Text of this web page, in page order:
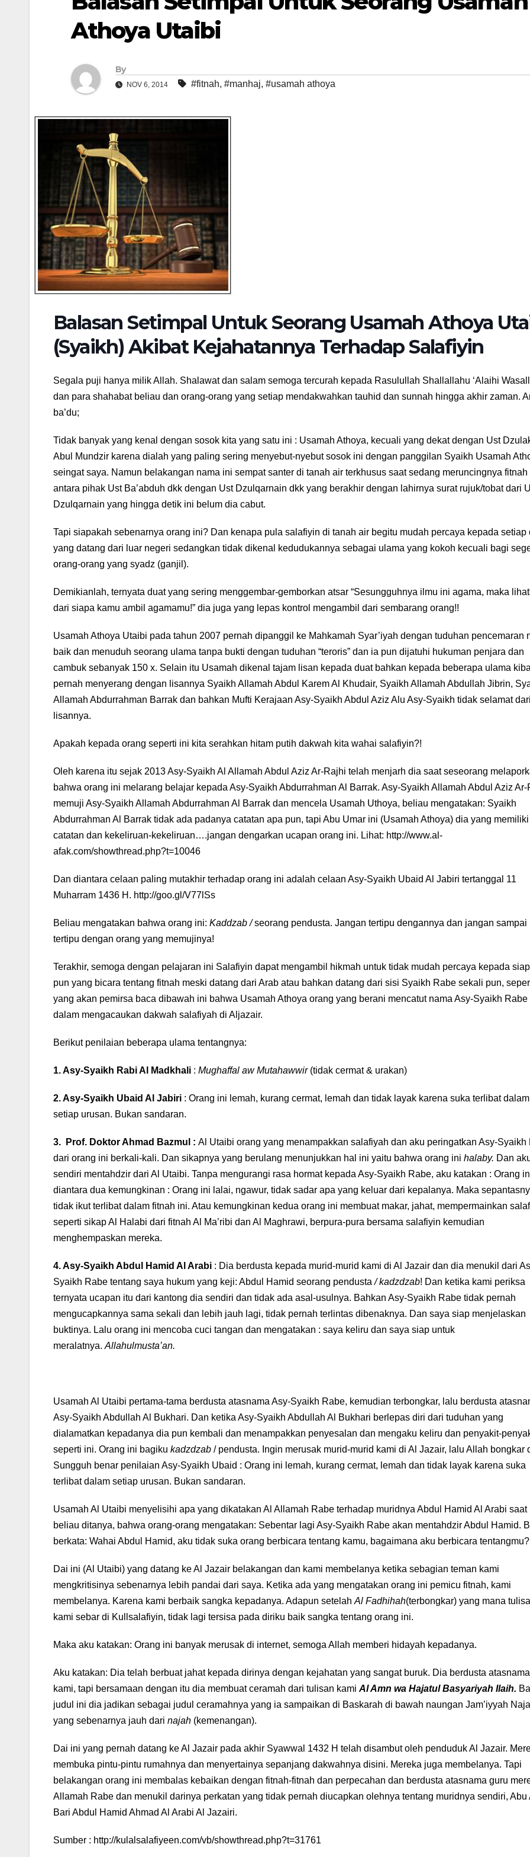
Athoya Utaibi
By
NOV 6, 2014 #fitnah, #manhaj, #usamah athoya
Balasan Setimpal Untuk Seorang Usamah Athoya
(Syaikh) Akibat Kejahatannya Terhadap Salafiyin
Segala puji hanya milik Allah. Shalawat dan salam semoga tercurah kepada Rasulullah Shallallahu ‘Alaihi
dan para shahabat beliau dan orang-orang yang setiap mendakwahkan tauhid dan sunnah hingga akhir zaman.
ba’du;
Tidak banyak yang kenal dengan sosok kita yang satu ini : Usamah Athoya, kecuali yang dekat dengan Ust
Abul Mundzir karena dialah yang paling sering menyebut-nyebut sosok ini dengan panggilan Syaikh Usamah
seingat saya. Namun belakangan nama ini sempat santer di tanah air terkhusus saat sedang meruncingnya fitnah
antara pihak Ust Ba’abduh dkk dengan Ust Dzulqarnain dkk yang berakhir dengan lahirnya surat rujuk/tobat dari
Dzulqarnain yang hingga detik ini belum dia cabut.
Tapi siapakah sebenarnya orang ini? Dan kenapa pula salafiyin di tanah air begitu mudah percaya kepada setiap
yang datang dari luar negeri sedangkan tidak dikenal kedudukannya sebagai ulama yang kokoh kecuali bagi
orang-orang yang syadz (ganjil).
Demikianlah, ternyata duat yang sering menggembar-gemborkan atsar “Sesungguhnya ilmu ini agama, maka
dari siapa kamu ambil agamamu!” dia juga yang lepas kontrol mengambil dari sembarang orang!!
Usamah Athoya Utaibi pada tahun 2007 pernah dipanggil ke Mahkamah Syar’iyah dengan tuduhan pencemaran
baik dan menuduh seorang ulama tanpa bukti dengan tuduhan “teroris” dan ia pun dijatuhi hukuman penjara dan
cambuk sebanyak 150 x. Selain itu Usamah dikenal tajam lisan kepada duat bahkan kepada beberapa ulama
pernah menyerang dengan lisannya Syaikh Allamah Abdul Karem Al Khudair, Syaikh Allamah Abdullah Jibrin,
Allamah Abdurrahman Barrak dan bahkan Mufti Kerajaan Asy-Syaikh Abdul Aziz Alu Asy-Syaikh tidak selamat dari
lisannya.
Apakah kepada orang seperti ini kita serahkan hitam putih dakwah kita wahai salafiyin?!
Oleh karena itu sejak 2013 Asy-Syaikh Al Allamah Abdul Aziz Ar-Rajhi telah menjarh dia saat seseorang
bahwa orang ini melarang belajar kepada Asy-Syaikh Abdurrahman Al Barrak. Asy-Syaikh Allamah Abdul Aziz Ar-
memuji Asy-Syaikh Allamah Abdurrahman Al Barrak dan mencela Usamah Uthoya, beliau mengatakan: Syaikh
Abdurrahman Al Barrak tidak ada padanya catatan apa pun, tapi Abu Umar ini (Usamah Athoya) dia yang memiliki
catatan dan kekeliruan-kekeliruan….jangan dengarkan ucapan orang ini. Lihat: http://www.al-
afak.com/showthread.php?t=10046
Dan diantara celaan paling mutakhir terhadap orang ini adalah celaan Asy-Syaikh Ubaid Al Jabiri tertanggal 11
Muharram 1436 H. http://goo.gl/V77lSs
Beliau mengatakan bahwa orang ini: Kaddzab /seorang pendusta. Jangan tertipu dengannya dan jangan sampai
tertipu dengan orang yang memujinya!
Terakhir, semoga dengan pelajaran ini Salafiyin dapat mengambil hikmah untuk tidak mudah percaya kepada
pun yang bicara tentang fitnah meski datang dari Arab atau bahkan datang dari sisi Syaikh Rabe sekali pun,
yang akan pemirsa baca dibawah ini bahwa Usamah Athoya orang yang berani mencatut nama Asy-Syaikh Rabe
dalam mengacaukan dakwah salafiyah di Aljazair.
Berikut penilaian beberapa ulama tentangnya:
1. Asy-Syaikh Rabi Al Madkhali : Mughaffal aw Mutahawwir (tidak cermat & urakan)
2. Asy-Syaikh Ubaid Al Jabiri : Orang ini lemah, kurang cermat, lemah dan tidak layak karena suka terlibat dalam
setiap urusan. Bukan sandaran.
3. Prof. Doktor Ahmad Bazmul : Al Utaibi orang yang menampakkan salafiyah dan aku peringatkan Asy-Syaikh
dari orang ini berkali-kali. Dan sikapnya yang berulang menunjukkan hal ini yaitu bahwa orang ini halaby. Dan
sendiri mentahdzir dari Al Utaibi. Tanpa mengurangi rasa hormat kepada Asy-Syaikh Rabe, aku katakan : Orang
diantara dua kemungkinan : Orang ini lalai, ngawur, tidak sadar apa yang keluar dari kepalanya. Maka
tidak ikut terlibat dalam fitnah ini. Atau kemungkinan kedua orang ini membuat makar, jahat, mempermainkan
seperti sikap Al Halabi dari fitnah Al Ma’ribi dan Al Maghrawi, berpura-pura bersama salafiyin kemudian
menghempaskan mereka.
4. Asy-Syaikh Abdul Hamid Al Arabi : Dia berdusta kepada murid-murid kami di Al Jazair dan dia menukil dari
Syaikh Rabe tentang saya hukum yang keji: Abdul Hamid seorang pendusta/ kadzdzab! Dan ketika kami periksa
ternyata ucapan itu dari kantong dia sendiri dan tidak ada asal-usulnya. Bahkan Asy-Syaikh Rabe tidak pernah
mengucapkannya sama sekali dan lebih jauh lagi, tidak pernah terlintas dibenaknya. Dan saya siap menjelaskan
buktinya. Lalu orang ini mencoba cuci tangan dan mengatakan : saya keliru dan saya siap untuk
meralatnya. Allahulmusta’an.
Usamah Al Utaibi pertama-tama berdusta atasnama Asy-Syaikh Rabe, kemudian terbongkar, lalu berdusta
Asy-Syaikh Abdullah Al Bukhari. Dan ketika Asy-Syaikh Abdullah Al Bukhari berlepas diri dari tuduhan yang
dialamatkan kepadanya dia pun kembali dan menampakkan penyesalan dan mengaku keliru dan penyakit-
seperti ini. Orang ini bagiku kadzdzab / pendusta. Ingin merusak murid-murid kami di Al Jazair, lalu Allah bongkar
Sungguh benar penilaian Asy-Syaikh Ubaid : Orang ini lemah, kurang cermat, lemah dan tidak layak karena suka
terlibat dalam setiap urusan. Bukan sandaran.
Usamah Al Utaibi menyelisihi apa yang dikatakan Al Allamah Rabe terhadap muridnya Abdul Hamid Al Arabi saat
beliau ditanya, bahwa orang-orang mengatakan: Sebentar lagi Asy-Syaikh Rabe akan mentahdzir Abdul Hamid.
berkata: Wahai Abdul Hamid, aku tidak suka orang berbicara tentang kamu, bagaimana aku berbicara
Dai ini (Al Utaibi) yang datang ke Al Jazair belakangan dan kami membelanya ketika sebagian teman kami
mengkritisinya sebenarnya lebih pandai dari saya. Ketika ada yang mengatakan orang ini pemicu fitnah, kami
membelanya. Karena kami berbaik sangka kepadanya. Adapun setelah Al Fadhihah(terbongkar) yang mana
kami sebar di Kullsalafiyin, tidak lagi tersisa pada diriku baik sangka tentang orang ini.
Maka aku katakan: Orang ini banyak merusak di internet, semoga Allah memberi hidayah kepadanya.
Aku katakan: Dia telah berbuat jahat kepada dirinya dengan kejahatan yang sangat buruk. Dia berdusta atasnama
kami, tapi bersamaan dengan itu dia membuat ceramah dari tulisan kami Al Amn wa Hajatul Basyariyah Ilaih.
judul ini dia jadikan sebagai judul ceramahnya yang ia sampaikan di Baskarah di bawah naungan Jam’iyyah
yang sebenarnya jauh dari najah (kemenangan).
Dai ini yang pernah datang ke Al Jazair pada akhir Syawwal 1432 H telah disambut oleh penduduk Al Jazair.
membuka pintu-pintu rumahnya dan menyertainya sepanjang dakwahnya disini. Mereka juga membelanya. Tapi
belakangan orang ini membalas kebaikan dengan fitnah-fitnah dan perpecahan dan berdusta atasnama guru
Allamah Rabe dan menukil darinya perkatan yang tidak pernah diucapkan olehnya tentang muridnya sendiri, Abu
Bari Abdul Hamid Ahmad Al Arabi Al Jazairi.
Sumber : http://kulalsalafiyeen.com/vb/showthread.php?t=31761